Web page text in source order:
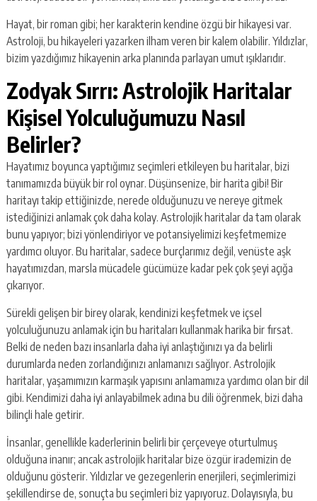
Hayat, bir roman gibi; her karakterin kendine özgü bir hikayesi var.
Astroloji, bu hikayeleri yazarken ilham veren bir kalem olabilir. Yıldızlar,
bizim yazdığımız hikayenin arka planında parlayan umut ışıklarıdır.
Zodyak Sırrı: Astrolojik Haritalar
Kişisel Yolculuğumuzu Nasıl
Belirler?
Hayatımız boyunca yaptığımız seçimleri etkileyen bu haritalar, bizi
tanımamızda büyük bir rol oynar. Düşünsenize, bir harita gibi! Bir
haritayı takip ettiğinizde, nerede olduğunuzu ve nereye gitmek
istediğinizi anlamak çok daha kolay. Astrolojik haritalar da tam olarak
bunu yapıyor; bizi yönlendiriyor ve potansiyelimizi keşfetmemize
yardımcı oluyor. Bu haritalar, sadece burçlarımız değil, venüste aşk
hayatımızdan, marsla mücadele gücümüze kadar pek çok şeyi açığa
çıkarıyor.
Sürekli gelişen bir birey olarak, kendinizi keşfetmek ve içsel
yolculuğunuzu anlamak için bu haritaları kullanmak harika bir fırsat.
Belki de neden bazı insanlarla daha iyi anlaştığınızı ya da belirli
durumlarda neden zorlandığınızı anlamanızı sağlıyor. Astrolojik
haritalar, yaşamımızın karmaşık yapısını anlamamıza yardımcı olan bir dil
gibi. Kendimizi daha iyi anlayabilmek adına bu dili öğrenmek, bizi daha
bilinçli hale getirir.
İnsanlar, genellikle kaderlerinin belirli bir çerçeveye oturtulmuş
olduğuna inanır; ancak astrolojik haritalar bize özgür irademizin de
olduğunu gösterir. Yıldızlar ve gezegenlerin enerjileri, seçimlerimizi
şekillendirse de, sonuçta bu seçimleri biz yapıyoruz. Dolayısıyla, bu